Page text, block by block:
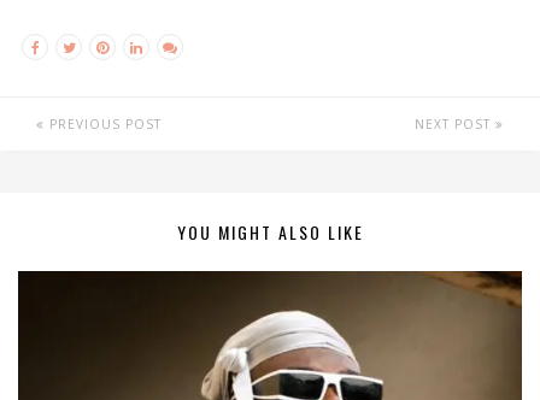
PREVIOUS POST NEXT POST
YOU MIGHT ALSO LIKE